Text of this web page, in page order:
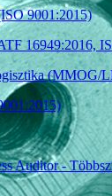
9001:2015)
16949:2016,
(MMOG/
Auditor -